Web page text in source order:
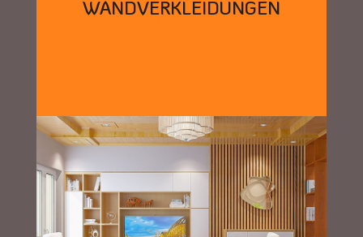
WANDVERKLEIDUNGEN